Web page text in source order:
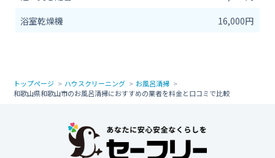
浴室乾燥機
16,000円
トップページ ハウスクリーニング
お風呂清掃
和歌山県和歌山市のお風呂清掃におすすめの業者を料金と口コミで比較